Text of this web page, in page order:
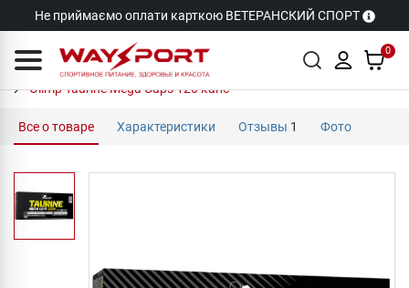
Не приймаємо оплати карткою ВЕТЕРАНСКИЙ СПОРТ
0
Olimp Taurine Mega Caps 120 капс
Все о товаре Характеристики Отзывы 1 Фото